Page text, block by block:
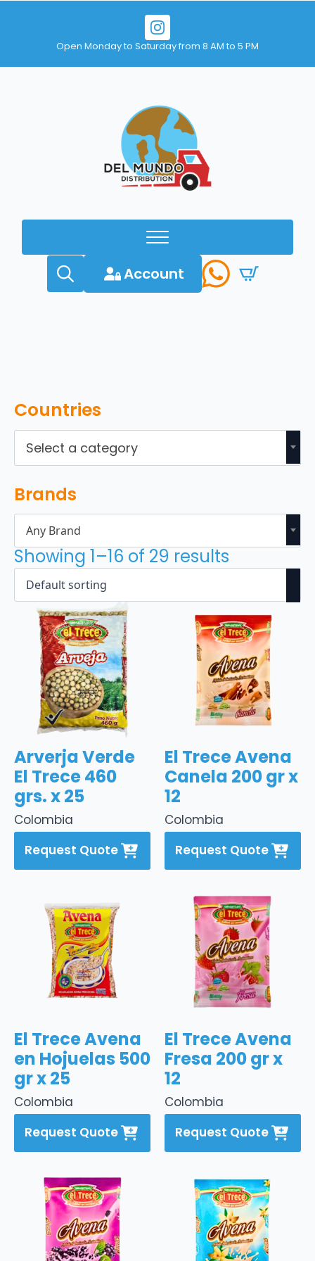
Open Monday to Saturday from 8 AM to 5 PM
Account
Countries
Select a category
Brands
Any Brand
Showing 1–16 of 29 results
Colombia
Arverja Verde
El Trece 460
grs. x 25
Request Quote
Colombia
El Trece Avena
Canela 200 gr x
12
Request Quote
Colombia
El Trece Avena
en Hojuelas 500
gr x 25
Request Quote
Colombia
El Trece Avena
Fresa 200 gr x
12
Request Quote